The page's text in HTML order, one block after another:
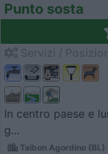
Punto sosta
In centro paese e
g...
Taibon Agordino